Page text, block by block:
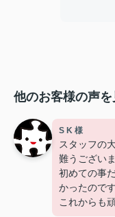
他のお客様の声を
S K 様
スタッフの
難うござい
初めての事
かったので
これからも